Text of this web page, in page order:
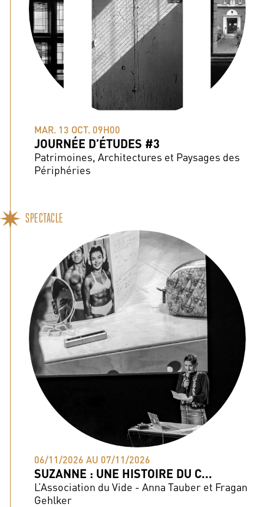
MAR. 13 OCT. 09H00
JOURNÉE D’ÉTUDES #3
Patrimoines, Architectures et Paysages des
Périphéries
SPECTACLE
06/11/2026 AU 07/11/2026
SUZANNE : UNE HISTOIRE DU C...
L’Association du Vide - Anna Tauber et Fragan
Gehlker